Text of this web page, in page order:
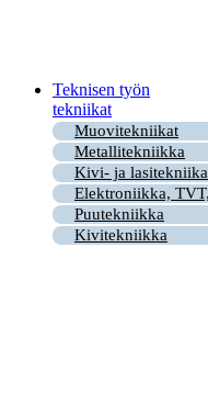
Teknisen työn
tekniikat
Muovitekniikat
Metallitekniikka
Kivi- ja
Elektroniikka,
Puutekniikka
Kivitekniikka